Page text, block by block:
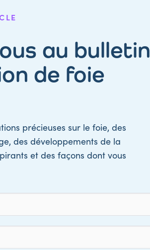
au bulletin
de foie
précieuses sur le foie, des
des développements de la
et des façons dont vous